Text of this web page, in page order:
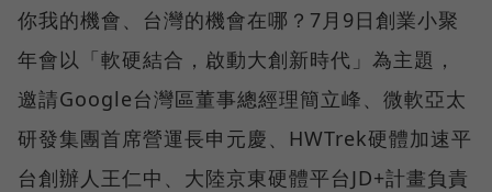
你我的機會、台灣的機會在哪？7月9日創業小聚
年會以「軟硬結合，啟動大創新時代」為主題，
邀請Google台灣區董事總經理簡立峰、微軟亞太
研發集團首席營運長申元慶、HWTrek硬體加速平
台創辦人王仁中、大陸京東硬體平台JD+計畫負責